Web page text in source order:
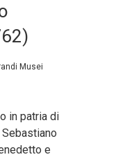
Musei
in patria di
e